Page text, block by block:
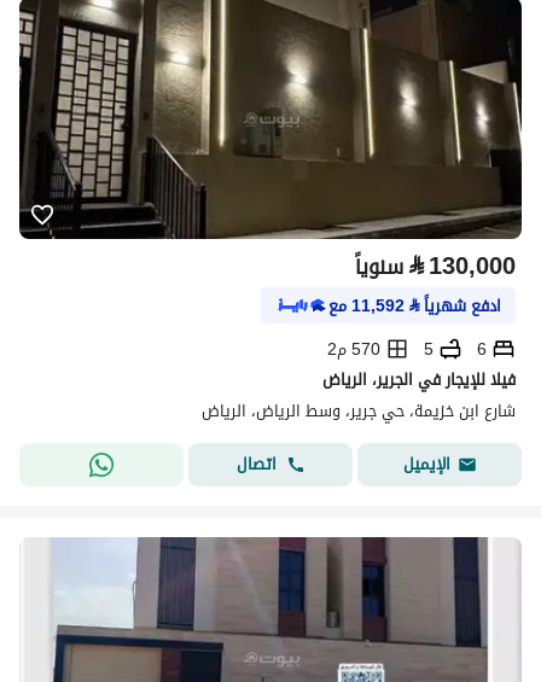
⃁130,000 سنوياً
ادفع شهرياً⃁
11,592مع
6
5
570 م2
فيلا للإيجار في الجرير، الرياض
شارع ابن خزيمة، حي جرير، وسط الرياض، الرياض
الإيميل
اتصال